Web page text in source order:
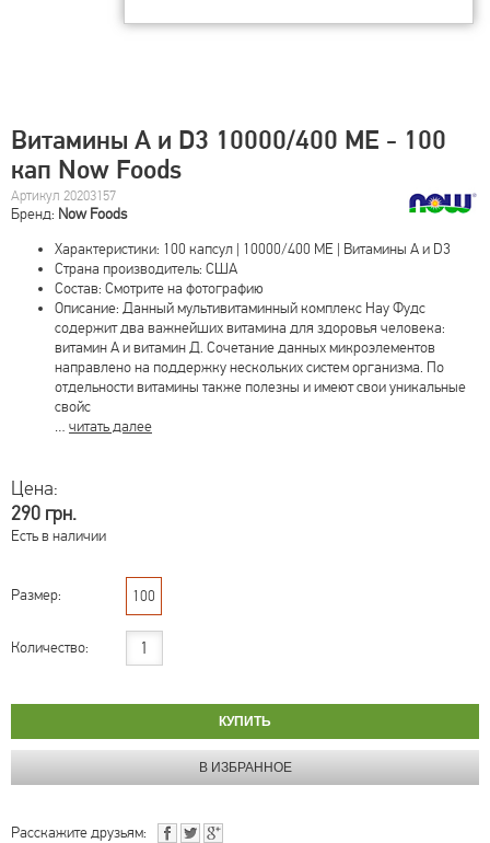
Витамины A и D3 10000/400 МЕ - 100
кап Now Foods
Артикул 20203157
Бренд: Now Foods
Характеристики: 100 капсул | 10000/400 МЕ | Витамины A и D3
Страна производитель: США
Состав: Смотрите на фотографию
Описание: Данный мультивитаминный комплекс Нау Фудс
содержит два важнейших витамина для здоровья человека:
витамин А и витамин Д. Сочетание данных микроэлементов
направлено на поддержку нескольких систем организма. По
отдельности витамины также полезны и имеют свои уникальные
свойс
… читать далее
Цена:
290 грн.
Есть в наличии
Размер: 100
Количество:
Расскажите друзьям: